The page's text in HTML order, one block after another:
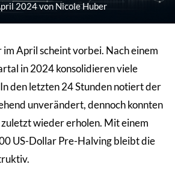
2024von Nicole Huber
April scheint vorbei. Nach einem
in 2024 konsolidieren viele
den letzten 24 Stunden notiert der
unverändert, dennoch konnten
zuletzt wieder erholen. Mit einem
US-Dollar Pre-Halving bleibt die